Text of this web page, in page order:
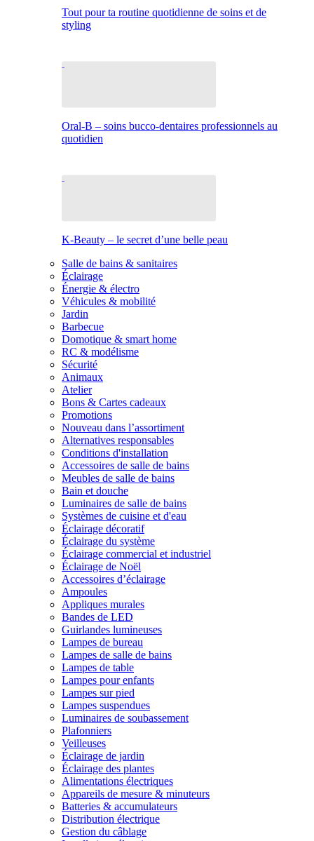
Tout pour ta routine quotidienne de soins et de
styling
Oral-B – soins bucco-dentaires professionnels au
quotidien
K-Beauty – le secret d’une belle peau
Salle de bains & sanitaires
Éclairage
Énergie & électro
Véhicules & mobilité
Jardin
Barbecue
Domotique & smart home
RC & modélisme
Sécurité
Animaux
Atelier
Bons & Cartes cadeaux
Promotions
Nouveau dans l’assortiment
Alternatives responsables
Conditions d'installation
Accessoires de salle de bains
Meubles de salle de bains
Bain et douche
Luminaires de salle de bains
Systèmes de cuisine et d'eau
Éclairage décoratif
Éclairage du système
Éclairage commercial et industriel
Éclairage de Noël
Accessoires d’éclairage
Ampoules
Appliques murales
Bandes de LED
Guirlandes lumineuses
Lampes de bureau
Lampes de salle de bains
Lampes de table
Lampes pour enfants
Lampes sur pied
Lampes suspendues
Luminaires de soubassement
Plafonniers
Veilleuses
Éclairage de jardin
Éclairage des plantes
Alimentations électriques
Appareils de mesure & minuteurs
Batteries & accumulateurs
Distribution électrique
Gestion du câblage